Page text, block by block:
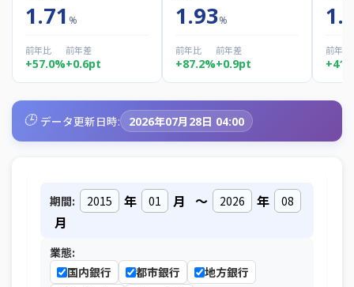
1.71 %
前年比
+57.0%
前年差
+0.6pt
1.93%
前年比
+87.2%
前年差
+0.9pt
前年比
🕒 データ更新日時: 2026年07月28日 04:00
期間: 年 月 ～
年
月
業態:
国内銀行
都市銀行
地方銀行